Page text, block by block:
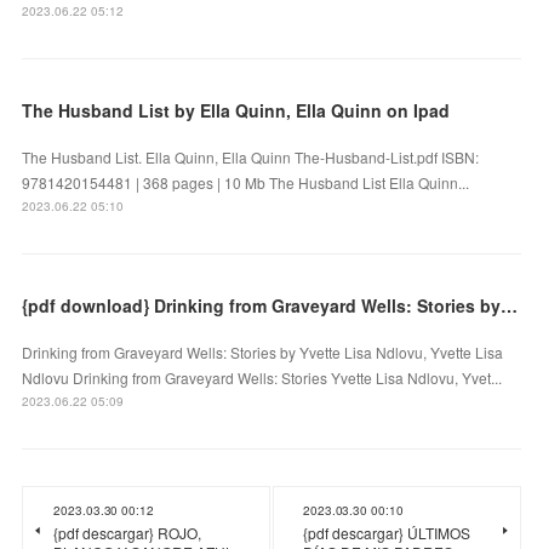
2023.06.22 05:12
The Husband List by Ella Quinn, Ella Quinn on Ipad
The Husband List. Ella Quinn, Ella Quinn The-Husband-List.pdf ISBN:
9781420154481 | 368 pages | 10 Mb The Husband List Ella Quinn...
2023.06.22 05:10
{pdf download} Drinking from Graveyard Wells: Stories by Yvette Lisa Ndlovu, Yvette Lisa Ndlovu
Drinking from Graveyard Wells: Stories by Yvette Lisa Ndlovu, Yvette Lisa
Ndlovu Drinking from Graveyard Wells: Stories Yvette Lisa Ndlovu, Yvet...
2023.06.22 05:09
2023.03.30 00:12
{pdf descargar} ROJO,
2023.03.30 00:10
{pdf descargar} ÚLTIMOS